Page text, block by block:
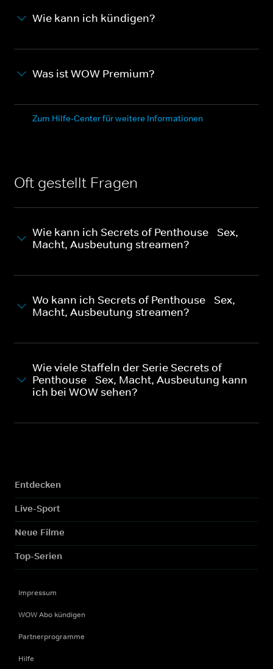
Wie kann ich kündigen?
Was ist WOW Premium?
Zum Hilfe-Center für weitere Informationen
Oft gestellt Fragen
Wie kann ich Secrets of Penthouse - Sex,
Macht, Ausbeutung streamen?
Wo kann ich Secrets of Penthouse - Sex,
Macht, Ausbeutung streamen?
Wie viele Staffeln der Serie Secrets of
Penthouse - Sex, Macht, Ausbeutung kann
ich bei WOW sehen?
Entdecken
Live-Sport
Neue Filme
Top-Serien
Impressum
WOW Abo kündigen
Partnerprogramme
Hilfe